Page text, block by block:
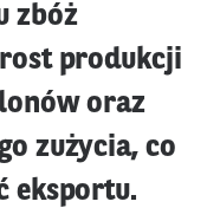
zbóż
produkcji
oraz
zużycia, co
eksportu.